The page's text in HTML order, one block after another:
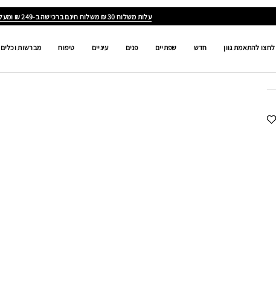
עלות משלוח 30 ₪ משלוח חינם ברכישה ב-249 ₪ ומעלה
להתאמת גוון חדש שפתיים פנים עיניים טיפוח מברשות וכלים